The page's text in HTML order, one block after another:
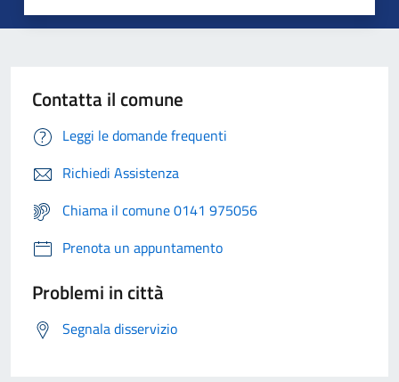
Contatta il comune
Leggi le domande frequenti
Richiedi Assistenza
Chiama il comune 0141 975056
Prenota un appuntamento
Problemi in città
Segnala disservizio